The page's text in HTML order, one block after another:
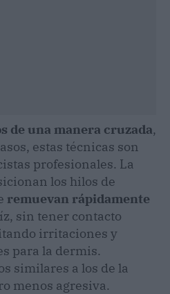
de una manera cruzada,
estas técnicas son
profesionales. La
los hilos de
remuevan rápidamente
sin tener contacto
irritaciones y
para la dermis.
similares a los de la
menos agresiva.